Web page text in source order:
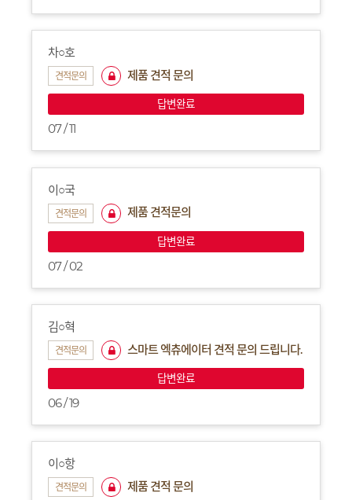
차○호
견적문의 제품 견적 문의
답변완료
07 / 11
이○국
견적문의 제품 견적문의
답변완료
07 / 02
김○혁
견적문의 스마트 엑츄에이터 견적 문의 드립니다.
답변완료
06 / 19
이○항
견적문의 제품 견적 문의